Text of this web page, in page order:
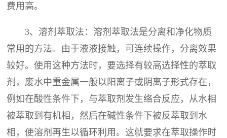
费用高。
3、溶剂萃取法：溶剂萃取法是分离和净化物质
常用的方法。由于液液接触，可连续操作，分离效果
较好。使用这种方法时，要选择有较高选择性的萃取
剂，废水中重金属一般以阳离子或阴离子形式存在，
例如在酸性条件下，与萃取剂发生络合反应，从水相
被萃取到有机相，然后在碱性条件下被反萃取到水
相，使溶剂再生以循环利用。这就要求在萃取操作时